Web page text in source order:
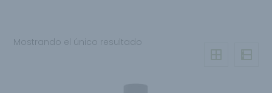
Mostrando el único resultado